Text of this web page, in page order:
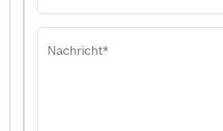
Nachricht*